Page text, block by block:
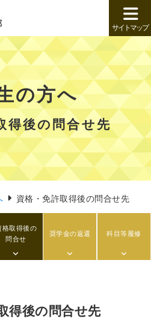
サイトマップ
の方へ
得後の問合せ先
資格・免許取得後の問合せ先
格取得後の
問合せ
奨学金の返還 科目等履修
得後の問合せ先